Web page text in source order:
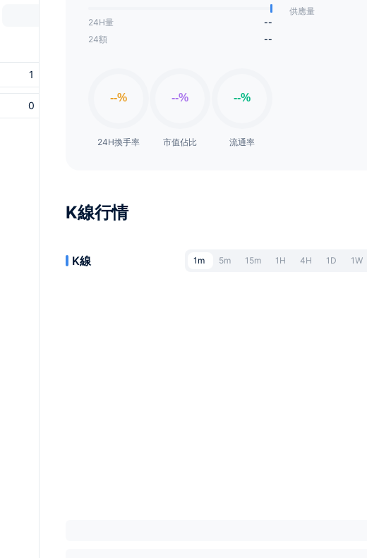
24H量
--
24額
--
24H換手率 市值佔比 流通率
供應量
K線行情
K線 1m 5m 15m 1H 4H 1D 1W